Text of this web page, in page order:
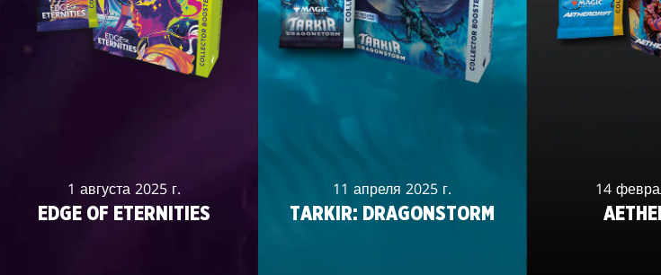
1 августа 2025 г.
EDGE OF ETERNITIES
11 апреля 2025 г.
TARKIR: DRAGONSTORM
14